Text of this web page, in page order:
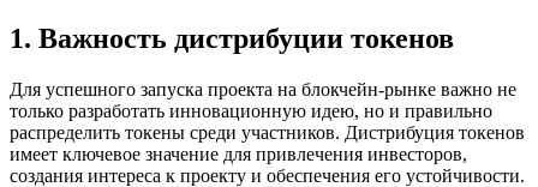
1. Важность дистрибуции токенов
Для успешного запуска проекта на блокчейн-рынке важно не
только разработать инновационную идею, но и правильно
распределить токены среди участников. Дистрибуция токенов
имеет ключевое значение для привлечения инвесторов,
создания интереса к проекту и обеспечения его устойчивости.